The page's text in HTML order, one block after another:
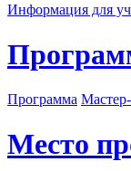
Информация для
Программа
Место